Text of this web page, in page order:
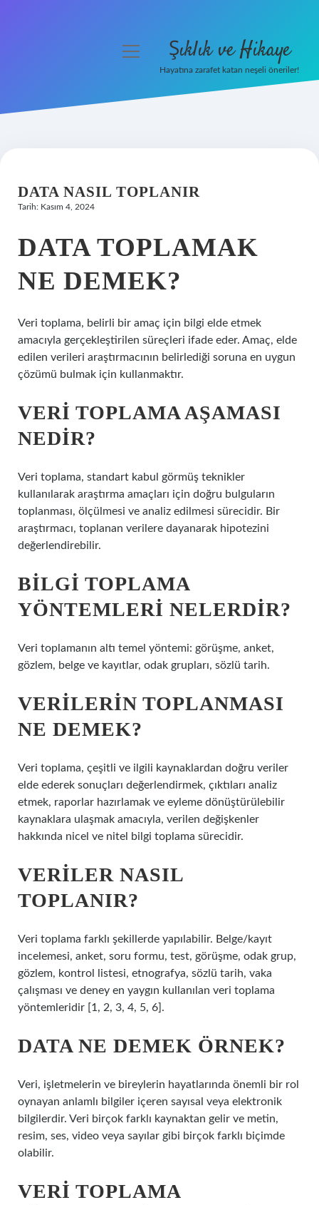
Hakkımızda
menüyü
Şıklık ve Hikaye
Hayatına zarafet katan neşeli öneriler!
DATA NASIL TOPLANIR
Tarih: Kasım 4, 2024
DATA TOPLAMAK
NE DEMEK?
Veri toplama, belirli bir amaç için bilgi elde etmek
amacıyla gerçekleştirilen süreçleri ifade eder. Amaç, elde
edilen verileri araştırmacının belirlediği soruna en uygun
çözümü bulmak için kullanmaktır.
VERI TOPLAMA AŞAMASI
NEDIR?
Veri toplama, standart kabul görmüş teknikler
kullanılarak araştırma amaçları için doğru bulguların
toplanması, ölçülmesi ve analiz edilmesi sürecidir. Bir
araştırmacı, toplanan verilere dayanarak hipotezini
değerlendirebilir.
BILGI TOPLAMA
YÖNTEMLERI NELERDIR?
Veri toplamanın altı temel yöntemi: görüşme, anket,
gözlem, belge ve kayıtlar, odak grupları, sözlü tarih.
VERILERIN TOPLANMASI
NE DEMEK?
Veri toplama, çeşitli ve ilgili kaynaklardan doğru veriler
elde ederek sonuçları değerlendirmek, çıktıları analiz
etmek, raporlar hazırlamak ve eyleme dönüştürülebilir
kaynaklara ulaşmak amacıyla, verilen değişkenler
hakkında nicel ve nitel bilgi toplama sürecidir.
VERILER NASIL
TOPLANIR?
Veri toplama farklı şekillerde yapılabilir. Belge/kayıt
incelemesi, anket, soru formu, test, görüşme, odak grup,
gözlem, kontrol listesi, etnografya, sözlü tarih, vaka
çalışması ve deney en yaygın kullanılan veri toplama
yöntemleridir [1, 2, 3, 4, 5, 6].
DATA NE DEMEK ÖRNEK?
Veri, işletmelerin ve bireylerin hayatlarında önemli bir rol
oynayan anlamlı bilgiler içeren sayısal veya elektronik
bilgilerdir. Veri birçok farklı kaynaktan gelir ve metin,
resim, ses, video veya sayılar gibi birçok farklı biçimde
olabilir.
VERI TOPLAMA